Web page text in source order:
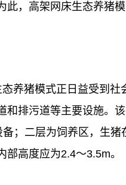
，高架网床生态养猪模
养猪模式正日益受到
排污道等主要设施。
；二层为饲养区，生
高度应为2.4～3.5m。